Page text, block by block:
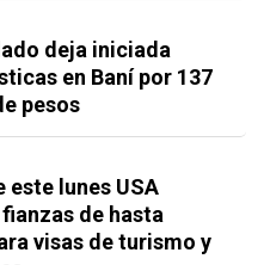
deja iniciada
en Baní por 137
pesos
este lunes USA
de hasta
visas de turismo y